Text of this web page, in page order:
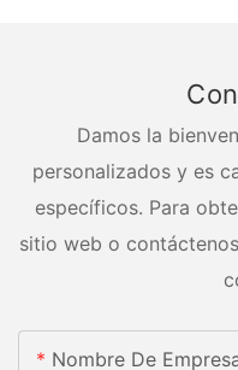
Damos la
personalizados y es
específicos. Para
sitio web o
Nombre De